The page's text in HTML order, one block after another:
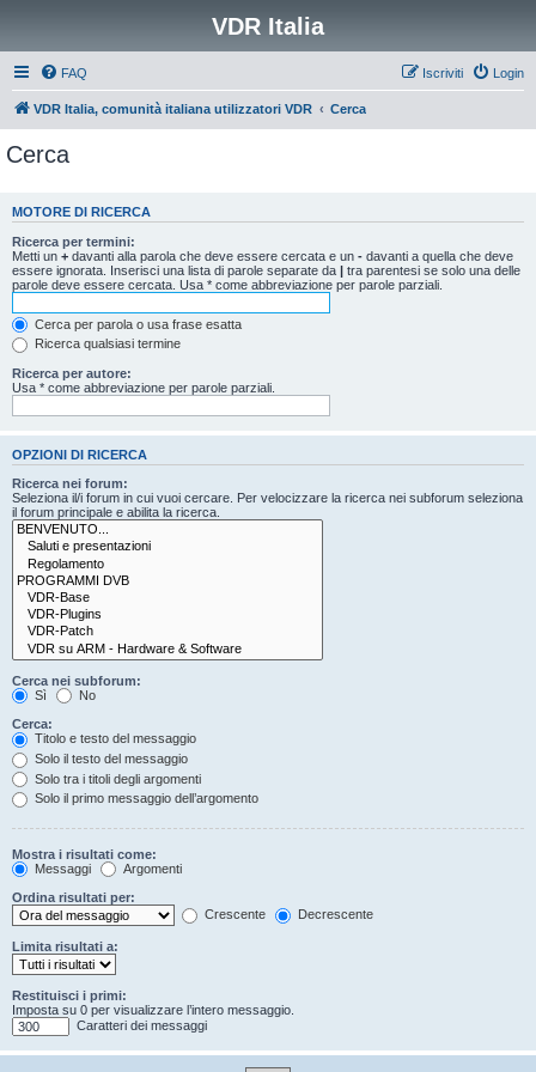
VDR Italia
FAQ Login
Iscriviti
VDR Italia, comunità italiana utilizzatori VDR Cerca
Cerca
MOTORE DI RICERCA
Ricerca per termini:
Metti un + davanti alla parola che deve essere cercata e un - davanti a quella che deve
essere ignorata. Inserisci una lista di parole separate da | tra parentesi se solo una delle
parole deve essere cercata. Usa * come abbreviazione per parole parziali.
Cerca per parola o usa frase esatta
Ricerca qualsiasi termine
Ricerca per autore:
Usa * come abbreviazione per parole parziali.
OPZIONI DI RICERCA
Ricerca nei forum:
Seleziona il/i forum in cui vuoi cercare. Per velocizzare la ricerca nei subforum seleziona
il forum principale e abilita la ricerca.
Cerca nei subforum:
Sì
No
Cerca:
Titolo e testo del messaggio
Solo il testo del messaggio
Solo tra i titoli degli argomenti
Solo il primo messaggio dell’argomento
Mostra i risultati come:
Messaggi
Argomenti
Ordina risultati per:
Crescente
Decrescente
Limita risultati a:
Restituisci i primi:
Imposta su 0 per visualizzare l’intero messaggio.
Caratteri dei messaggi